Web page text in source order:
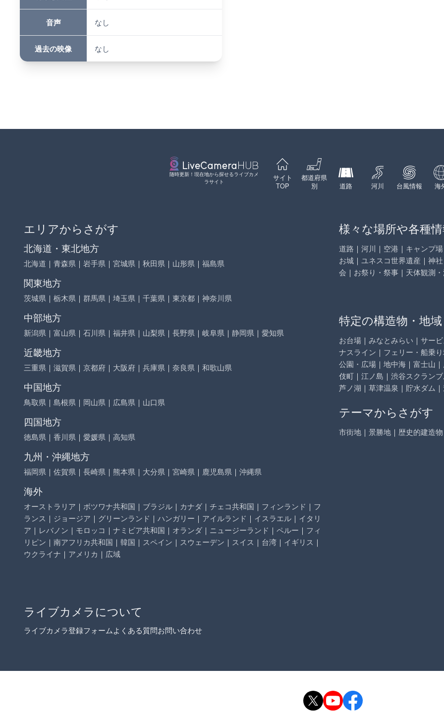
音声 なし
過去の映像 なし
随時更新！現在地から探せるライブカメ
ラサイト
サイト
TOP
都道府県
別
道路 河川 台風情報 海
エリアからさがす
北海道・東北地方
北海道 ｜ 青森県 ｜ 岩手県 ｜ 宮城県 ｜ 秋田県 ｜ 山形県 ｜ 福島県
関東地方
茨城県 ｜ 栃木県 ｜ 群馬県 ｜ 埼玉県 ｜ 千葉県 ｜ 東京都 ｜ 神奈川県
中部地方
新潟県 ｜ 富山県 ｜ 石川県 ｜ 福井県 ｜ 山梨県 ｜ 長野県 ｜ 岐阜県 ｜ 静岡県 ｜ 愛知県
近畿地方
三重県 ｜ 滋賀県 ｜ 京都府 ｜ 大阪府 ｜ 兵庫県 ｜ 奈良県 ｜ 和歌山県
中国地方
鳥取県 ｜ 島根県 ｜ 岡山県 ｜ 広島県 ｜ 山口県
四国地方
徳島県 ｜ 香川県 ｜ 愛媛県 ｜ 高知県
九州・沖縄地方
福岡県 ｜ 佐賀県 ｜ 長崎県 ｜ 熊本県 ｜ 大分県 ｜ 宮崎県 ｜ 鹿児島県 ｜ 沖縄県
海外
オーストラリア ｜ ボツワナ共和国 ｜ ブラジル ｜ カナダ ｜ チェコ共和国 ｜ フィンランド ｜ フ
ランス ｜ ジョージア ｜ グリーンランド ｜ ハンガリー ｜ アイルランド ｜ イスラエル ｜ イタリ
ア ｜ レバノン ｜ モロッコ ｜ ナミビア共和国 ｜ オランダ ｜ ニュージーランド ｜ ペルー ｜ フィ
リピン ｜ 南アフリカ共和国 ｜ 韓国 ｜ スペイン ｜ スウェーデン ｜ スイス ｜ 台湾 ｜ イギリス ｜
ウクライナ ｜ アメリカ ｜ 広域
様々な場所や各種
道路 ｜ 河川 ｜ 空港 ｜ キャンプ場
お城 ｜ ユネスコ世界遺産 ｜ 神社
会 ｜ お祭り・祭事 ｜ 天体観測
特定の構造物・地
お台場 ｜ みなとみらい ｜ サー
ナスライン ｜ フェリー・船乗
公園・広場 ｜ 地中海 ｜ 富士山 ｜
伎町 ｜ 江ノ島 ｜ 渋谷スクラン
芦ノ湖 ｜ 草津温泉 ｜ 貯水ダム ｜
テーマからさがす
市街地 ｜ 景勝地 ｜ 歴史的建造物
ライブカメラについて
ライブカメラ登録フォームよくある質問お問い合わせ